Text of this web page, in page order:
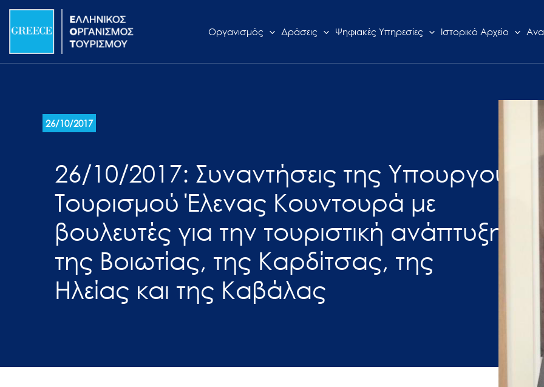
Σημείωση:
Αυτός
ιστότοπος
προσβασιμότητας.
προσαρμόσετε
χρησιμοποιούν
Μετάβαση
στο
Οργανισμός Δράσεις Ψηφιακές Υπηρεσίες Ιστορικό Αρχείο
26/10/2017
26/10/2017: Συναντήσεις της Υπουργού
Τουρισμού Έλενας Κουντουρά με
βουλευτές για την τουριστική ανάπτυξη
της Βοιωτίας, της Καρδίτσας, της
Ηλείας και της Καβάλας